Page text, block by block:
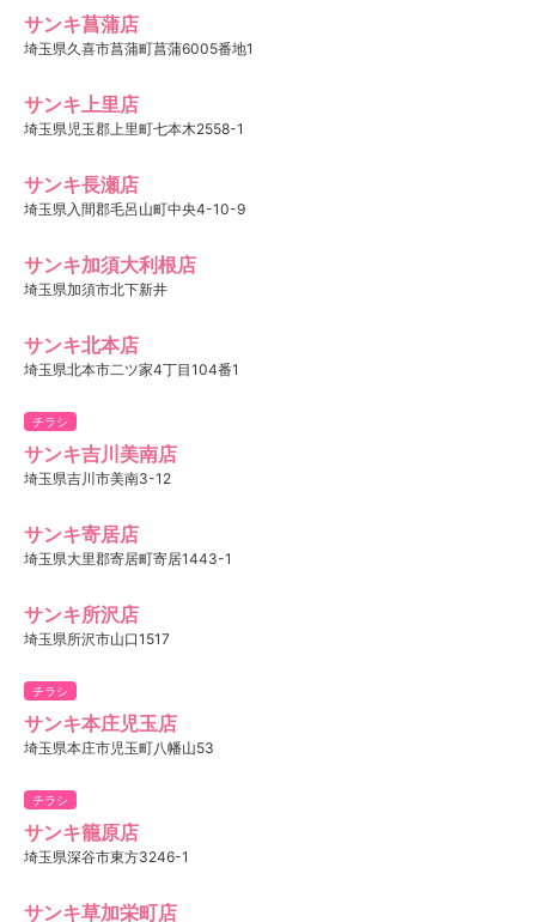
サンキ菖蒲店
埼玉県久喜市菖蒲町菖蒲6005番地1
サンキ上里店
埼玉県児玉郡上里町七本木2558-1
サンキ長瀬店
埼玉県入間郡毛呂山町中央4-10-9
サンキ加須大利根店
埼玉県加須市北下新井
サンキ北本店
埼玉県北本市二ツ家4丁目104番1
チラシ
サンキ吉川美南店
埼玉県吉川市美南3-12
サンキ寄居店
埼玉県大里郡寄居町寄居1443-1
サンキ所沢店
埼玉県所沢市山口1517
チラシ
サンキ本庄児玉店
埼玉県本庄市児玉町八幡山53
チラシ
サンキ籠原店
埼玉県深谷市東方3246-1
サンキ草加栄町店